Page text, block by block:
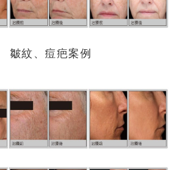
皺紋、痘疤案例